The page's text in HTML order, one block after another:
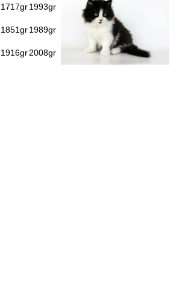
1717gr1993gr
1851gr1989gr
1916gr2008gr